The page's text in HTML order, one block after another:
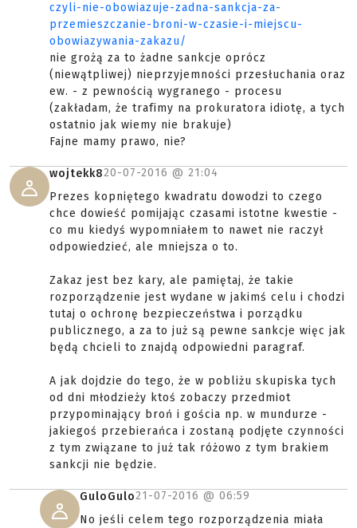
czyli-nie-obowiazuje-zadna-sankcja-za-
przemieszczanie-broni-w-czasie-i-miejscu-
obowiazywania-zakazu/
nie grożą za to żadne sankcje oprócz
(niewątpliwej) nieprzyjemności przesłuchania oraz
ew. - z pewnością wygranego - procesu
(zakładam, że trafimy na prokuratora idiotę, a tych
ostatnio jak wiemy nie brakuje)
Fajne mamy prawo, nie?
wojtekk820-07-2016 @ 21:04
Prezes kopniętego kwadratu dowodzi to czego
chce dowieść pomijając czasami istotne kwestie -
co mu kiedyś wypomniałem to nawet nie raczył
odpowiedzieć, ale mniejsza o to.
Zakaz jest bez kary, ale pamiętaj, że takie
rozporządzenie jest wydane w jakimś celu i chodzi
tutaj o ochronę bezpieczeństwa i porządku
publicznego, a za to już są pewne sankcje więc jak
będą chcieli to znajdą odpowiedni paragraf.
A jak dojdzie do tego, że w pobliżu skupiska tych
od dni młodzieży ktoś zobaczy przedmiot
przypominający broń i gościa np. w mundurze -
jakiegoś przebierańca i zostaną podjęte czynności
z tym związane to już tak różowo z tym brakiem
sankcji nie będzie.
GuloGulo21-07-2016 @ 06:59
No jeśli celem tego rozporządzenia miała